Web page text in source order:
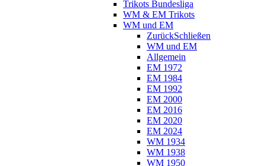
Trikots Bundesliga
WM & EM Trikots
WM und EM
ZurückSchließen
WM und EM
Allgemein
EM 1972
EM 1984
EM 1992
EM 2000
EM 2016
EM 2020
EM 2024
WM 1934
WM 1938
WM 1950